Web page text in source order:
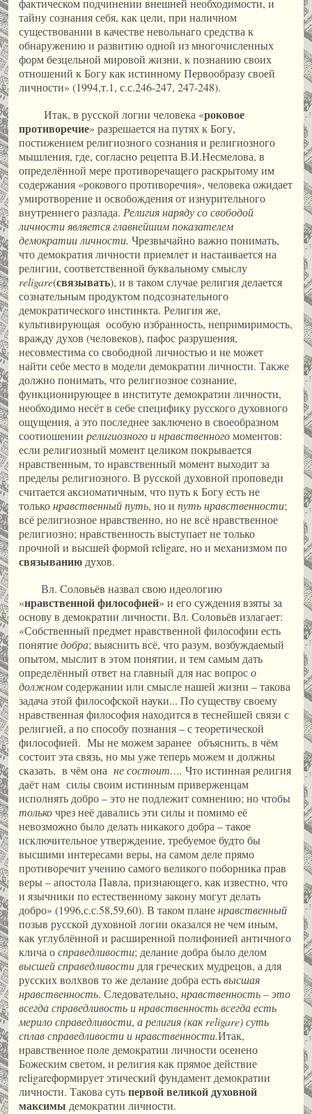
тайну сознания себя, как цели, при наличном
существовании в качестве невольнаго средства к
обнаружению и развитию одной из многочисленных
форм безцельной мировой жизни, к познанию своих
отношений к Богу как истинному Первообразу своей
личности» (1994,т.1, с.с.246-247, 247-248).
Итак, в русской логии человека «роковое
противоречие» разрешается на путях к Богу,
постижением религиозного сознания и религиозного
мышления, где, согласно рецепта В.И.Несмелова, в
определённой мере противоречащего раскрытому им
содержания «рокового противоречия», человека ожидает
умиротворение и освобождения от изнурительного
внутреннего разлада. Религия наряду со свободой
личности является главнейшим показателем
демократии личности. Чрезвычайно важно понимать,
что демократия личности приемлет и настаивается на
религии, соответственной буквальному смыслу
religare(связывать), и в таком случае религия делается
сознательным продуктом подсознательного
демократического инстинкта. Религия же,
культивирующая особую избранность, непримиримость,
вражду духов (человеков), пафос разрушения,
несовместима со свободной личностью и не может
найти себе место в модели демократии личности. Также
должно понимать, что религиозное сознание,
функционирующее в институте демократии личности,
необходимо несёт в себе специфику русского духовного
ощущения, а это последнее заключено в своеобразном
соотношении религиозного и нравственногомоментов:
если религиозный момент целиком покрывается
нравственным, то нравственный момент выходит за
пределы религиозного. В русской духовной проповеди
считается аксиоматичным, что путь к Богу есть не
тольконравственный путь, но и путь нравственности;
всё религиозное нравственно, но не всё нравственное
религиозно; нравственность выступает не только
прочной и высшей формой religare, но и механизмом по
связыванию духов.
Вл. Соловьёв назвал свою идеологию
«нравственной философией» и его суждения взяты за
основу в демократии личности. Вл. Соловьёв излагает:
«Собственный предмет нравственной философии есть
понятиедобра; выяснить всё, что разум, возбуждаемый
опытом, мыслит в этом понятии, и тем самым дать
определённый ответ на главный для нас вопросо
должномсодержании или смысле нашей жизни – такова
задача этой философской науки... По существу своему
нравственная философия находится в теснейшей связи с
религией, а по способу познания – с теоретической
философией. Мы не можем заранее объяснить, в чём
состоит эта связь, но мы уже теперь можем и должны
сказать, в чём она не состоит…. Что истинная религия
даёт нам силы своим истинным приверженцам
исполнять добро – это не подлежит сомнению; но чтобы
толькочрез неё давались эти силы и помимо её
невозможно было делать никакого добра – такое
исключительное утверждение, требуемое будто бы
высшими интересами веры, на самом деле прямо
противоречит учению самого великого поборника прав
веры – апостола Павла, признающего, как известно, что
и язычники по естественному закону могут делать
добро» (1996,с.с.58,59,60). В таком планенравственный
позыв русской духовной логии оказался не чем иным,
как углублённой и расширенной полифонией античного
клича осправедливости; делание добра было делом
высшей справедливости для греческих мудрецов, а для
русских волхвов то же делание добра естьвысшая
нравственность. Следовательно, нравственность – это
всегда справедливость и нравственность всегда есть
мерило справедливости, а религия (какreligare) суть
сплав справедливости и нравственности.Итак,
нравственное поле демократии личности осенено
Божеским светом, и религия как прямое действие
religareформирует этический фундамент демократии
личности. Такова сутьпервой великой духовной
максимы демократии личности.